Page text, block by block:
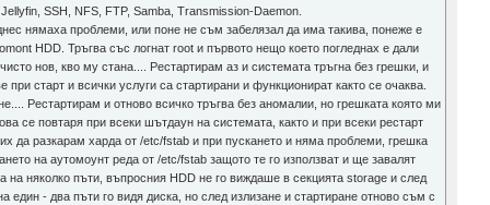
SSH, NFS, FTP, Samba, Transmission-Daemon.
нямаха проблеми, или поне не съм забелязал да има такива, понеже е
HDD. Тръгва със логнат root и първото нещо което погледнах е дали
нов, кво му стана.... Рестартирам аз и системата тръгна без грешки, и
старт и всички услуги са стартирани и функционират както се очаква.
Рестартирам и отново всичко тръгва без аномалии, но грешката която ми
се повтаря при всеки шътдаун на системата, както и при всеки рестарт
да разкарам харда от /etc/fstab и при пускането и няма проблеми, грешка
на аутомоунт реда от /etc/fstab защото те го използват и ще завалят
няколко пъти, въпросния HDD не го виждаше в секцията storage и след
- два пъти го видя диска, но след излизане и стартиране отново съм с